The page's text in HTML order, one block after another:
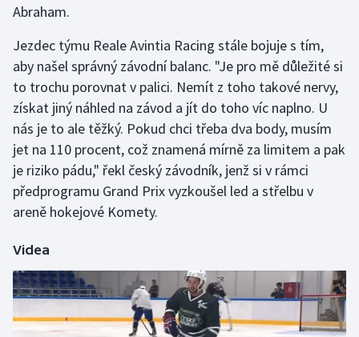
Moderní pětiboj
Motorsport
Olympijské hry
Parasport
Plavání
Ragby
Abraham.
Jezdec týmu Reale Avintia Racing stále bojuje s tím,
aby našel správný závodní balanc. "Je pro mě důležité si
to trochu porovnat v palici. Nemít z toho takové nervy,
získat jiný náhled na závod a jít do toho víc naplno. U
nás je to ale těžký. Pokud chci třeba dva body, musím
jet na 110 procent, což znamená mírně za limitem a pak
je riziko pádu," řekl český závodník, jenž si v rámci
předprogramu Grand Prix vyzkoušel led a střelbu v
areně hokejové Komety.
Videa